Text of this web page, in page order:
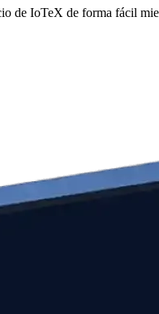
de IoTeX de forma fácil